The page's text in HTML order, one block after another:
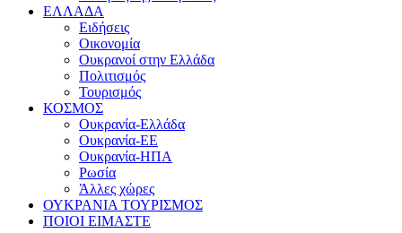
ΕΛΛΑΔΑ
Ειδήσεις
Οικονομία
Ουκρανοί στην Ελλάδα
Πολιτισμός
Τουρισμός
ΚΟΣΜΟΣ
Ουκρανία-Ελλάδα
Ουκρανία-ΕΕ
Ουκρανία-ΗΠΑ
Ρωσία
Άλλες χώρες
ΟΥΚΡΑΝΙΑ ΤΟΥΡΙΣΜΟΣ
ΠΟΙΟΙ ΕΙΜΑΣΤΕ